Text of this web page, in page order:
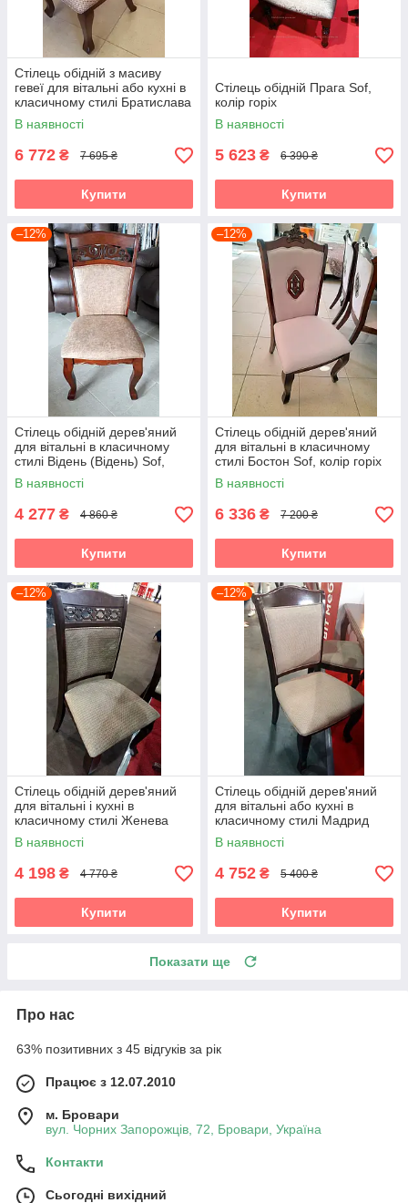
Стілець обідній з масиву
гевеї для вітальні або кухні в
класичному стилі Братислава
Sof, колір горіх
В наявності
6 772 ₴ 7 695 ₴
Купити
Стілець обідній Прага Sof,
колір горіх
В наявності
5 623 ₴ 6 390 ₴
Купити
–12%
Стілець обідній дерев'яний
для вітальні в класичному
стилі Відень (Відень) Sof,
колір горіх
В наявності
4 277 ₴ 4 860 ₴
Купити
–12%
Стілець обідній дерев'яний
для вітальні в класичному
стилі Бостон Sof, колір горіх
В наявності
6 336 ₴ 7 200 ₴
Купити
–12%
Стілець обідній дерев'яний
для вітальні і кухні в
класичному стилі Женева
Sof, колір горіх
В наявності
4 198 ₴ 4 770 ₴
Купити
–12%
Стілець обідній дерев'яний
для вітальні або кухні в
класичному стилі Мадрид
Sof, колір вишня
В наявності
4 752 ₴ 5 400 ₴
Купити
Показати ще
Про нас
63% позитивних з 45 відгуків за рік
Працює з 12.07.2010
м. Бровари
вул. Чорних Запорожців, 72, Бровари, Україна
Контакти
Сьогодні вихідний